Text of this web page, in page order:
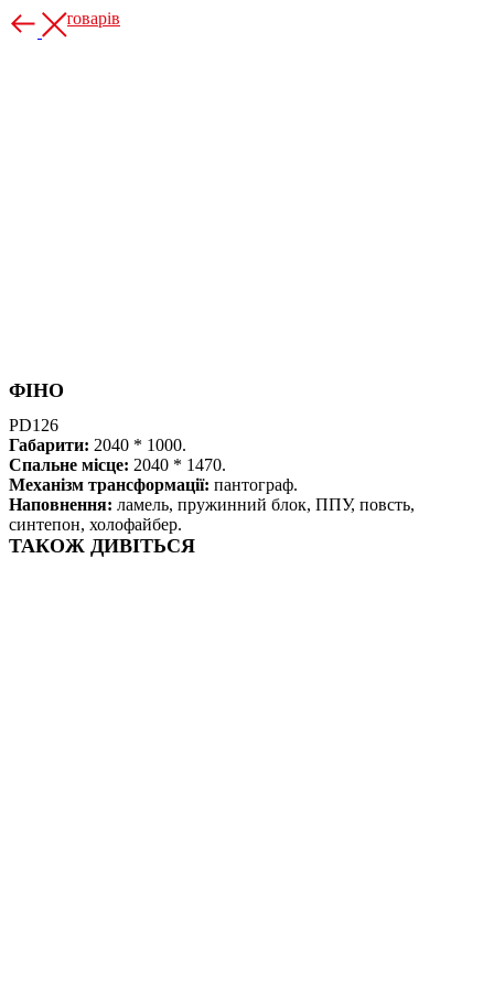
Більше товарів
ФІНО
PD126
Габарити: 2040 * 1000.
Спальне місце: 2040 * 1470.
Механізм трансформації: пантограф.
Наповнення: ламель, пружинний блок, ППУ, повсть,
синтепон, холофайбер.
ТАКОЖ ДИВІТЬСЯ